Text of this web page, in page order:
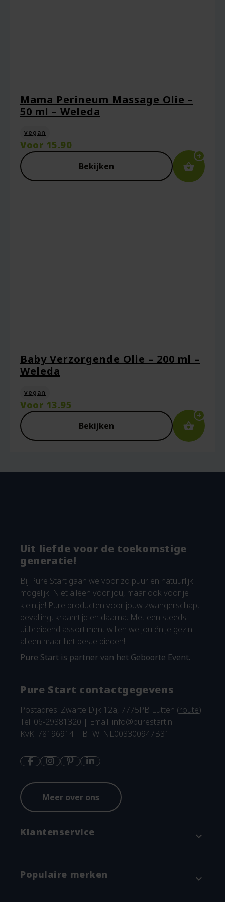
Mama Perineum Massage Olie –
50 ml – Weleda
vegan
Voor 15.90
Bekijken
Baby Verzorgende Olie – 200 ml –
Weleda
vegan
Voor 13.95
Bekijken
Uit liefde voor de toekomstige
generatie!
Bij Pure Start gaan we voor zo puur en natuurlijk
mogelijk! Niet alleen voor jou, maar ook voor je
kleintje! Pure producten voor jouw zwangerschap,
bevalling, kraamtijd en daarna. Met een steeds
uitbreidend assortiment willen we jou én je gezin
alleen maar het beste bieden!
Pure Start is partner van het Geboorte Event.
Pure Start contactgegevens
Postadres: Zwarte Dijk 12a, 7775PB Lutten (route)
Tel: 06-29381320 | Email: info@purestart.nl
KvK: 78196914 | BTW: NL003300947B31
Meer over ons
Klantenservice expand_more
Betaalmethodes en verzenden
Populaire merken expand_more